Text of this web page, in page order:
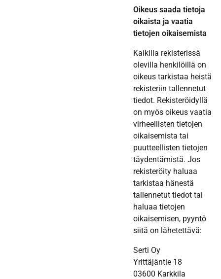
Oikeus saada tietoja
oikaista ja vaatia
tietojen oikaisemista
Kaikilla rekisterissä
olevilla henkilöillä on
oikeus tarkistaa heistä
rekisteriin tallennetut
tiedot. Rekisteröidyllä
on myös oikeus vaatia
virheellisten tietojen
oikaisemista tai
puutteellisten tietojen
täydentämistä. Jos
rekisteröity haluaa
tarkistaa hänestä
tallennetut tiedot tai
haluaa tietojen
oikaisemisen, pyyntö
siitä on lähetettävä:
Serti Oy
Yrittäjäntie 18
03600 Karkkila